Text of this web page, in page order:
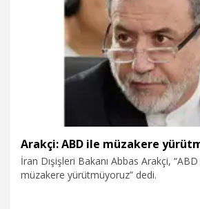
Arakçi: ABD ile müzakere
İran Dışişleri Bakanı Abbas Arakçi,
müzakere yürütmüyoruz” dedi.